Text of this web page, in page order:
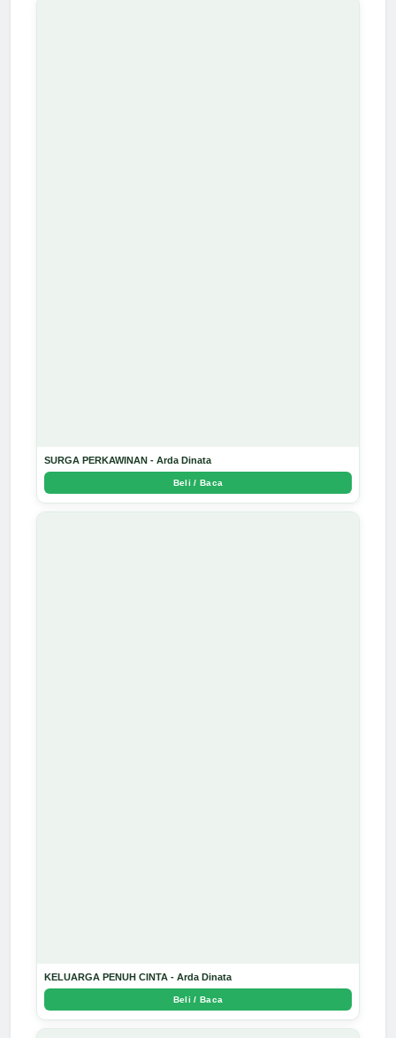
SURGA PERKAWINAN - Arda Dinata
Beli / Baca
KELUARGA PENUH CINTA - Arda Dinata
Beli / Baca